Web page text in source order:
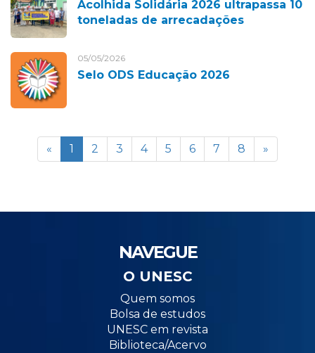
Acolhida Solidária 2026 ultrapassa 10
toneladas de arrecadações
05/05/2026
Selo ODS Educação 2026
« 1 2 3 4 5 6 7 8 »
NAVEGUE
O UNESC
Quem somos
Bolsa de estudos
UNESC em revista
Biblioteca/Acervo